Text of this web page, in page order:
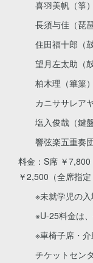
喜羽美帆（箏）
長須与佳（琵琶
住田福十郎（鼓
望月左太助（鼓
柏木理（篳篥）
カニササレアヤ
塩入俊哉（鍵盤
響弦楽五重奏
料金：S席 ￥
￥2,500（全席指定
※未就学児の入
※U-25料金は、
※車椅子席・介
チケットセンタ